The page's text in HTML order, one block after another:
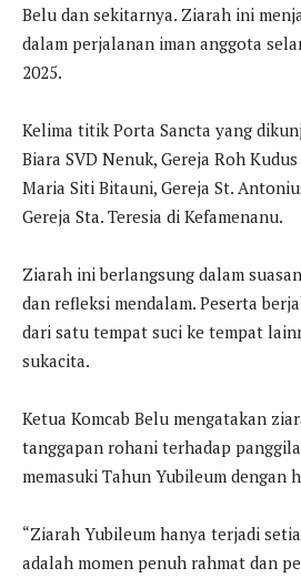
Belu dan sekitarnya. Ziarah ini
dalam perjalanan iman anggota
2025.
Kelima titik Porta Sancta yang
Biara SVD Nenuk, Gereja Roh
Maria Siti Bitauni, Gereja St.
Gereja Sta. Teresia di Kefamenanu.
Ziarah ini berlangsung dalam
dan refleksi mendalam. Peserta
dari satu tempat suci ke tempat
sukacita.
Ketua Komcab Belu mengatakan
tanggapan rohani terhadap
memasuki Tahun Yubileum dengan
“Ziarah Yubileum hanya terjadi
adalah momen penuh rahmat dan